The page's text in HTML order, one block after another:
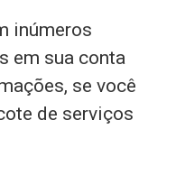
inúmeros
em sua conta
se você
de serviços